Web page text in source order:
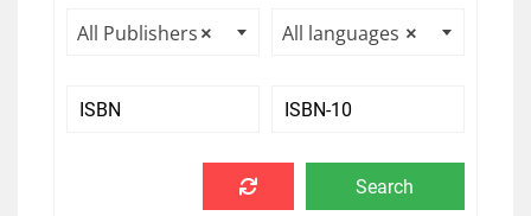
×
All Publishers ×
All languages